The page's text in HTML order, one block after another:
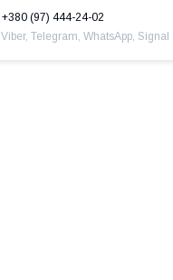
+380 (97) 444-24-02
Viber, Telegram, WhatsApp, Signal